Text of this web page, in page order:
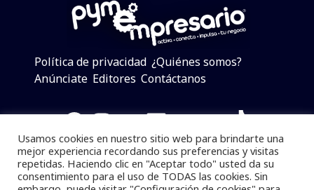
Política de privacidad ¿Quiénes somos?
Anúnciate Editores Contáctanos
Facebook
Instagram
Twitter
LinkedIn
Telegram
YouTube
TikTok
Usamos cookies en nuestro sitio web para brindarte una
mejor experiencia recordando sus preferencias y visitas
repetidas. Haciendo clic en "Aceptar todo" usted da su
consentimiento para el uso de TODAS las cookies. Sin